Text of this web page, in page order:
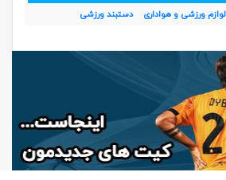
لوازم ورزشی و هواداری دستبند ورزشی